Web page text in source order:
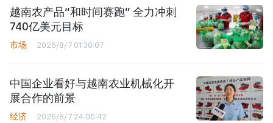
越南农产品“和时间赛跑” 全力冲刺
740亿美元目标
市场 2026/8/7 01:30:07
中国企业看好与越南农业机械化开
展合作的前景
经济 2026/8/7 24:00:42